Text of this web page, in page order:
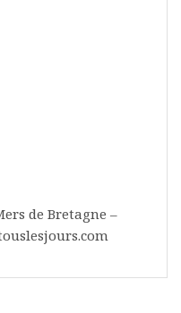
de Bretagne –